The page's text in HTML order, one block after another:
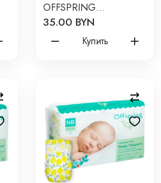
OFFSPRING
NEWBORN 2-4 КГ 26
ШТ ЦВЕТ: ЛИМОНЫ
35.00 BYN
Купить